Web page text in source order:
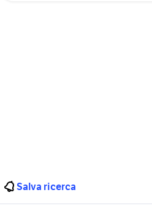
Salva ricerca